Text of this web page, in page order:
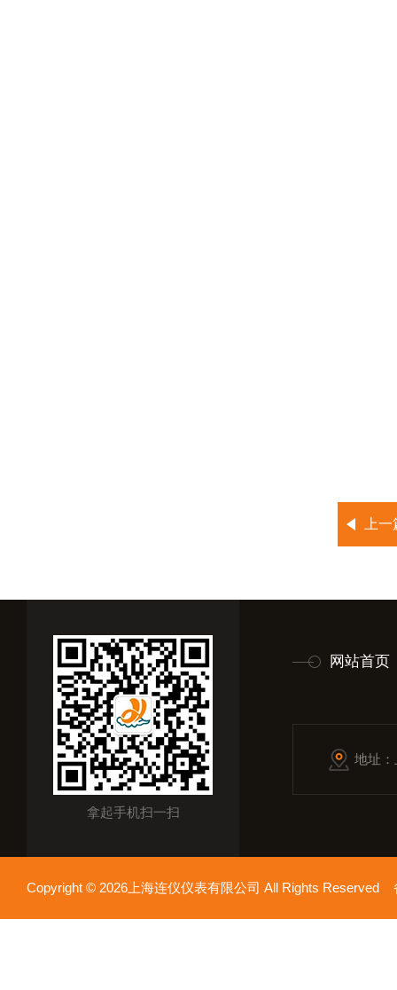
上
拿起手机扫一扫
网站首页
地址
Copyright © 2026上海连仪仪表有限公司 All Rights Reserved